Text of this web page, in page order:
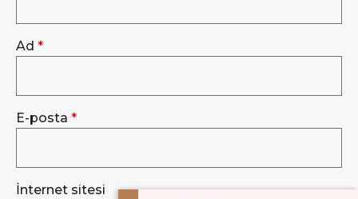
Ad *
E-posta *
İnternet sitesi